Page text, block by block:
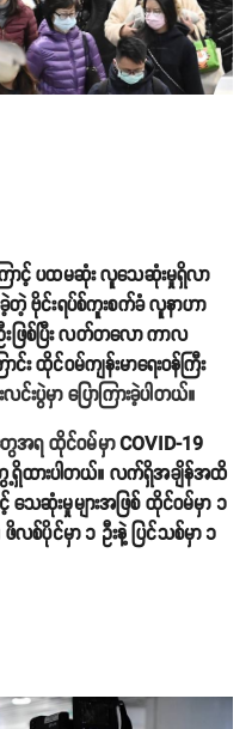
ာင့် ပထမဆုံး လူသေဆုံးမှုရှိလာ
တဲ့ ဗိုင်းရပ်စ်ကူးစက်ခံ လူနာဟာ
ြစ်ပြီး လတ်တလော ကာလ
င်း ထိုင်ဝမ်ကျန်းမာရေးဝန်ကြီး
ပွဲမှာ ပြောကြားခဲ့ပါတယ်။
ေအရ ထိုင်ဝမ်မှာCOVID-19
ေ့ရှိထားပါတယ်။ လက်ရှိအချိန်အထိ
သေဆုံးမှုများအဖြစ် ထိုင်ဝမ်မှာ ၁
ဖိလစ်ပိုင်မှာ ၁ ဦးနဲ့ ပြင်သစ်မှာ ၁